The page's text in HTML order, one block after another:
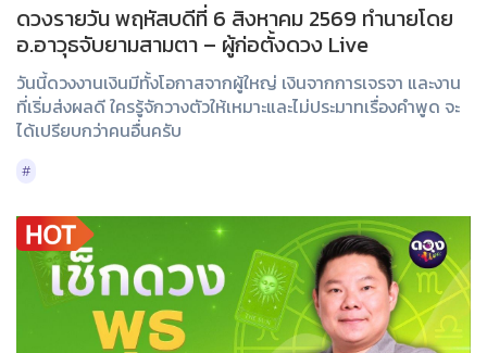
ดวงรายวัน พฤหัสบดีที่ 6 สิงหาคม 2569 ทำนายโดย
อ.อาวุธจับยามสามตา – ผู้ก่อตั้งดวง Live
วันนี้ดวงงานเงินมีทั้งโอกาสจากผู้ใหญ่ เงินจากการเจรจา และงาน
ที่เริ่มส่งผลดี ใครรู้จักวางตัวให้เหมาะและไม่ประมาทเรื่องคำพูด จะ
ได้เปรียบกว่าคนอื่นครับ
#